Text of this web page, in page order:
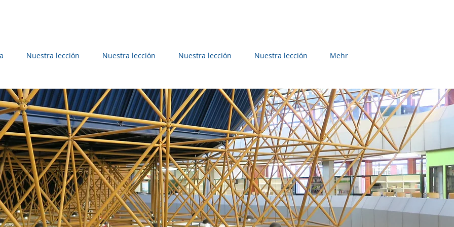
Nuestra lección Nuestra lección Nuestra lección Nuestra lección Mehr